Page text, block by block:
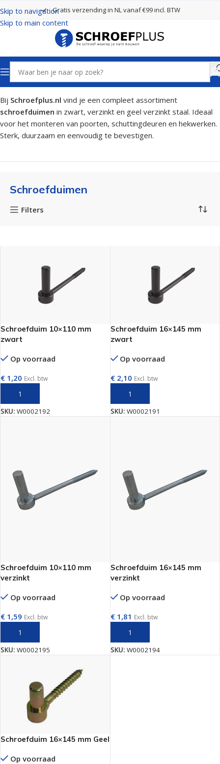
Skip to navigation
Skip to main content
Gratis verzending in NL vanaf €99 incl. BTW
Home Poort- en hekbeslag Schroefduimen
Bij Schroefplus.nl vind je een compleet assortiment
schroefduimen in zwart, verzinkt en geel verzinkt staal. Ideaal
voor het monteren van poorten, schuttingdeuren en hekwerken.
Sterk, duurzaam en eenvoudig te bevestigen.
Schroefduimen
Filters
Schroefduim 10×110 mm
zwart
Op voorraad
€ 1,20 Excl. btw
SKU: W0002192
Schroefduim 16×145 mm
zwart
Op voorraad
€2,10 Excl. btw
SKU: W0002191
Schroefduim 10×110 mm
verzinkt
Op voorraad
€ 1,59 Excl. btw
SKU: W0002195
Schroefduim 16×145 mm
verzinkt
Op voorraad
€1,81 Excl. btw
SKU: W0002194
Schroefduim 16×145 mm Geel
Op voorraad